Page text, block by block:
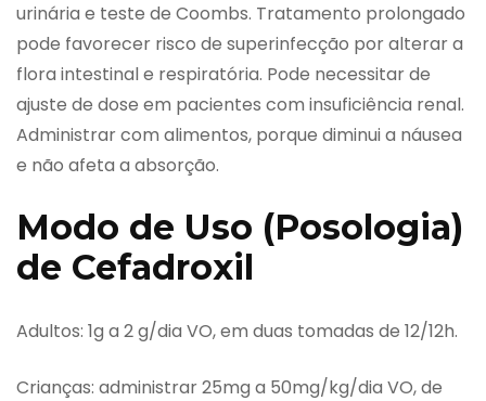
urinária e teste de Coombs. Tratamento prolongado
pode favorecer risco de superinfecção por alterar a
flora intestinal e respiratória. Pode necessitar de
ajuste de dose em pacientes com insuficiência renal.
Administrar com alimentos, porque diminui a náusea
e não afeta a absorção.
Modo de Uso (Posologia)
de Cefadroxil
Adultos: 1g a 2 g/dia VO, em duas tomadas de 12/12h.
Crianças: administrar 25mg a 50mg/kg/dia VO, de